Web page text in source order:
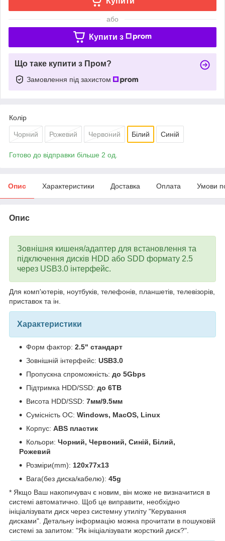
або
Купити з
Що таке купити з Пром?
Замовлення під захистом
Колір
Чорний Рожевий Червоний Білий Синій
Готово до відправки більше 2 од.
Опис Характеристики Доставка Оплата Умови
Опис
Зовнішня кишеня/адаптер для встановлення та
підключення дисків HDD або SDD формату 2.5
через USB3.0 інтерфейс.
Для комп'ютерів, ноутбуків, телефонів, планшетів, телевізорів,
приставок та ін.
Характеристики
Форм фактор: 2.5" стандарт
Зовнішній інтерфейс: USB3.0
Пропускна спроможність: до 5Gbps
Підтримка HDD/SSD: до 6TB
Висота HDD/SSD: 7мм/9.5мм
Сумісність ОС: Windows, MacOS, Linux
Корпус: ABS пластик
Кольори: Чорний, Червоний, Синій, Білий,
Рожевий
Розміри(mm): 120x77x13
Вага(без диска/кабелю): 45g
* Якщо Ваш накопичувач є новим, він може не визначитися в
системі автоматично. Щоб це виправити, необхідно
ініціалізувати диск через системну утиліту "Керування
дисками". Детальну інформацію можна прочитати в пошуковій
системі за запитом: "Як ініціалізувати жорсткий диск?".